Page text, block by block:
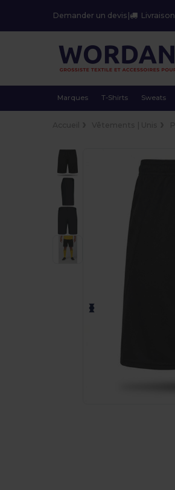
Demander un devis
Marques T-Shirts Sweats